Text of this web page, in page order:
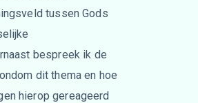
tussen Gods
bespreek ik de
dit thema en hoe
hierop gereageerd